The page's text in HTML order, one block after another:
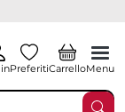
PreferitiCarrelloMenu